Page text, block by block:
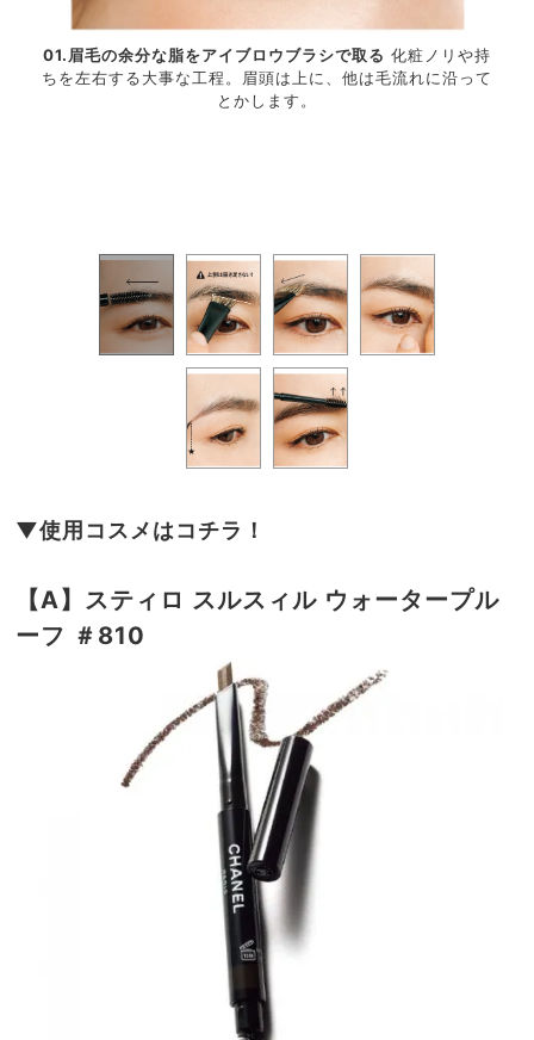
01.眉毛の余分な脂をアイブロウブラシで取る 化粧ノリや持
ちを左右する大事な工程。眉頭は上に、他は毛流れに沿って
とかします。
▼使用コスメはコチラ！
【A】スティロ スルスィル ウォータープル
ーフ ＃810